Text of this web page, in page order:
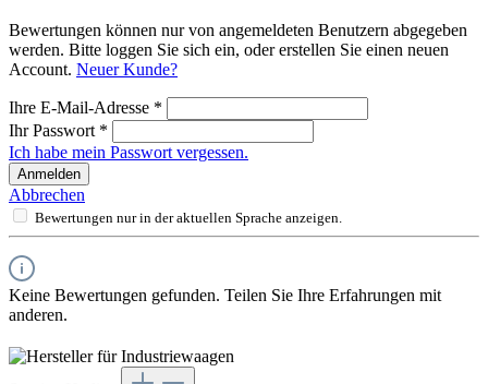
Bewertungen können nur von angemeldeten Benutzern abgegeben
werden. Bitte loggen Sie sich ein, oder erstellen Sie einen neuen
Account. Neuer Kunde?
Ihre E-Mail-Adresse *
Ihr Passwort *
Ich habe mein Passwort vergessen.
Anmelden
Abbrechen
Bewertungen nur in der aktuellen Sprache anzeigen.
Keine Bewertungen gefunden. Teilen Sie Ihre Erfahrungen mit
anderen.